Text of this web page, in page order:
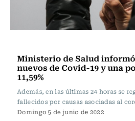
Ministerio de Salud informó
nuevos de Covid-19 y una
11,59%
Además, en las últimas 24 horas se
fallecidos por causas asociadas al
Domingo 5 de junio de 2022